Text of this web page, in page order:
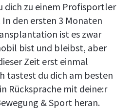
dich zu einem Profisportler
den ersten 3 Monaten
ist es zwar
bist und bleibst, aber
Zeit erst einmal
tastest du dich am besten
Rücksprache mit deine:r
& Sport heran.